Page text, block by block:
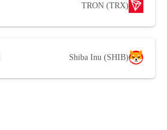
TRON (TRX)
Shiba Inu (SHIB)